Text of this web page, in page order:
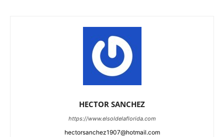
HECTOR SANCHEZ
https://www.elsoldelaflorida.com
hectorsanchez1907@hotmail.com